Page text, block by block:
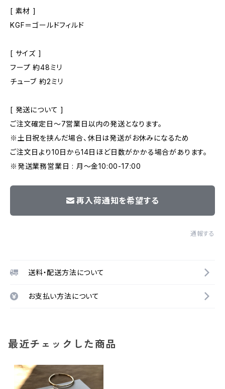
[ 素材 ]
KGF＝ゴールドフィルド
[ サイズ ]
フープ 約48ミリ
チューブ 約2ミリ
[ 発送について ]
ご注文確定日〜7営業日以内の発送となります。
※土日祝を挟んだ場合、休日は発送がお休みになるため
ご注文日より10日から14日ほど日数がかかる場合があります。
※発送業務営業日 : 月～金10:00-17:00
再入荷通知を希望する
通報する
送料・配送方法について
お支払い方法について
最近チェックした商品